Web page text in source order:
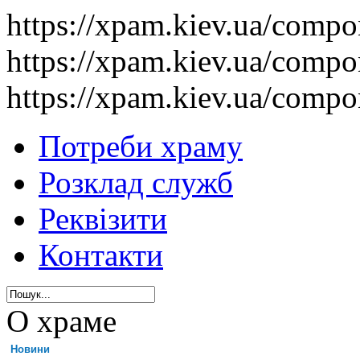
https://xpam.kiev.ua/
https://xpam.kiev.ua/
https://xpam.kiev.ua/
Потреби храму
Розклад служб
Реквізити
Контакти
О храме
Новини